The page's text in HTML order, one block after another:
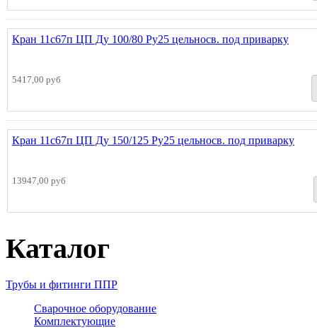
Кран 11с67п ЦП Ду 100/80 Ру25 цельносв. под приварку
5417,00 руб
Кран 11с67п ЦП Ду 150/125 Ру25 цельносв. под приварку
13947,00 руб
Каталог
Трубы и фитинги ППР
Сварочное оборудование
Комплектующие